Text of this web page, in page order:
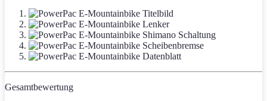
Gesamtbewertung